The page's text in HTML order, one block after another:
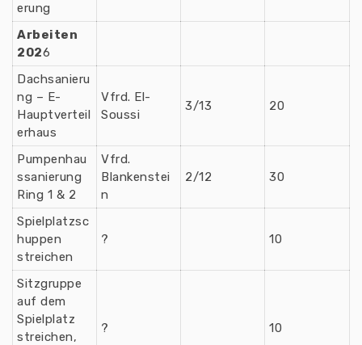
erung
Arbeiten
2026
Dachsanieru
ng – E-
Hauptverteil
erhaus
Vfrd. El-
Soussi
3/13 20
Pumpenhau
ssanierung
Ring 1 & 2
Vfrd.
Blankenstei
n
2/12 30
Spielplatzsc
huppen
streichen
? 10
Sitzgruppe
auf dem
Spielplatz
streichen,
? 10